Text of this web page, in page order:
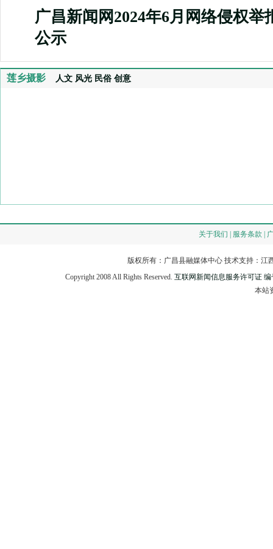
广昌新闻网2024年6月网络侵权举
公示
莲乡摄影 人文 风光 民俗 创意
关于我们 | 服务条款 |
版权所有：广昌县融媒体中心 技术支持：江
Copyright 2008 All Rights Reserved.互联网新闻信息服务许可证 编
本站